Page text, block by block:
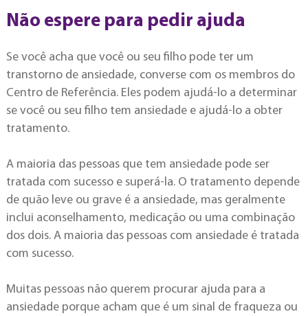
Não espere para pedir ajuda
Se você acha que você ou seu filho pode ter um
transtorno de ansiedade, converse com os membros do
Centro de Referência. Eles podem ajudá-lo a determinar
se você ou seu filho tem ansiedade e ajudá-lo a obter
tratamento.
A maioria das pessoas que tem ansiedade pode ser
tratada com sucesso e superá-la. O tratamento depende
de quão leve ou grave é a ansiedade, mas geralmente
inclui aconselhamento, medicação ou uma combinação
dos dois. A maioria das pessoas com ansiedade é tratada
com sucesso.
Muitas pessoas não querem procurar ajuda para a
ansiedade porque acham que é um sinal de fraqueza ou